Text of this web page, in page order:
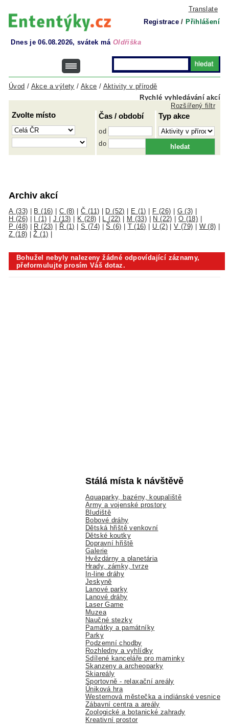
Translate
Registrace / Přihlášení
Dnes je 06.08.2026, svátek má Oldřiška
Rychlé vyhledávání akcí
Úvod / Akce a výlety / Akce / Aktivity v přírodě
Zvolte místo Čas / období
od
do
Typ akce
Rozšířený filtr
Archiv akcí
A (33) B (16) C (8) |Č (11) D (52) E (1) F (26) G (3)
H (26)
I (1) J (13) K (28) L (22) M (33) N (22) O (18)
P (48)
R (23) Ř (1) |S (74) |Š (6) T (16) U (2)|V (79) W (8)
Z (18) |Ž (1)
Bohužel nebyly nalezeny žádné odpovídající záznamy,
přeformulujte prosím Váš dotaz.
Stálá místa k návštěvě
Aquaparky, bazény, koupaliště
Army a vojenské prostory
Bludiště
Bobové dráhy
Dětská hřiště venkovní
Dětské koutky
Dopravní hřiště
Galerie
Hvězdárny a planetária
Hrady, zámky, tvrze
In-line dráhy
Jeskyně
Lanové parky
Lanové dráhy
Laser Game
Muzea
Naučné stezky
Památky a památníky
Parky
Podzemní chodby
Rozhledny a vyhlídky
Sdílené kanceláře pro maminky
Skanzeny a archeoparky
Skiareály
Sportovně - relaxační areály
Úniková hra
Westernová městečka a indiánské vesnice
Zábavní centra a areály
Zoologické a botanické zahrady
Kreativní prostor